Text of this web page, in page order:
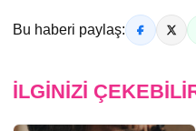
Bu haberi paylaş:
İLGINIZI